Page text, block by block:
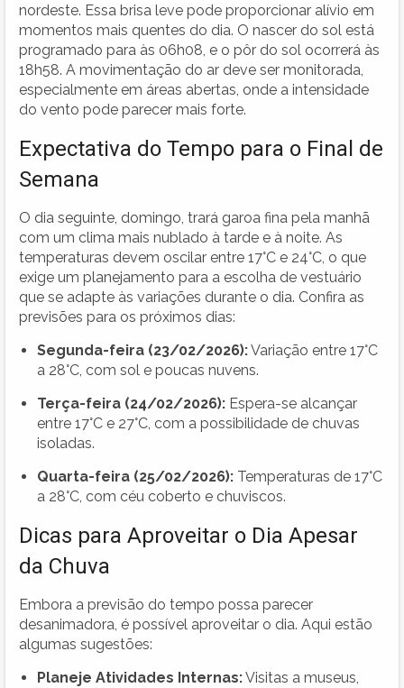
nordeste. Essa brisa leve pode proporcionar alívio em
momentos mais quentes do dia. O nascer do sol está
programado para às 06h08, e o pôr do sol ocorrerá às
18h58. A movimentação do ar deve ser monitorada,
especialmente em áreas abertas, onde a intensidade
do vento pode parecer mais forte.
Expectativa do Tempo para o Final de
Semana
O dia seguinte, domingo, trará garoa fina pela manhã
com um clima mais nublado à tarde e à noite. As
temperaturas devem oscilar entre 17°C e 24°C, o que
exige um planejamento para a escolha de vestuário
que se adapte às variações durante o dia. Confira as
previsões para os próximos dias:
Segunda-feira (23/02/2026):Variação entre 17°C
a 28°C, com sol e poucas nuvens.
Terça-feira (24/02/2026): Espera-se alcançar
entre 17°C e 27°C, com a possibilidade de chuvas
isoladas.
Quarta-feira (25/02/2026): Temperaturas de 17°C
a 28°C, com céu coberto e chuviscos.
Dicas para Aproveitar o Dia Apesar
da Chuva
Embora a previsão do tempo possa parecer
desanimadora, é possível aproveitar o dia. Aqui estão
algumas sugestões:
Planeje Atividades Internas:Visitas a museus,